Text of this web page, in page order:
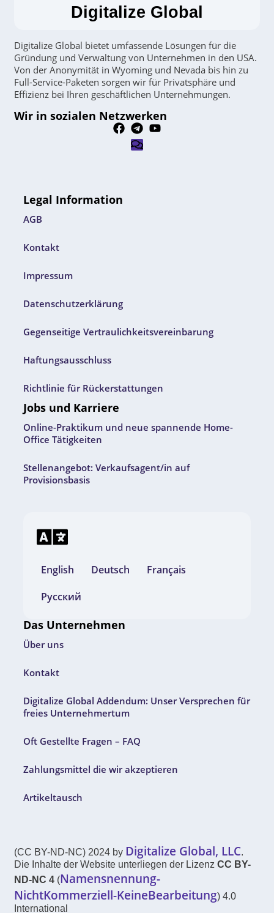
Digitalize Global
Digitalize Global bietet umfassende Lösungen für die
Gründung und Verwaltung von Unternehmen in den USA.
Von der Anonymität in Wyoming und Nevada bis hin zu
Full-Service-Paketen sorgen wir für Privatsphäre und
Effizienz bei Ihren geschäftlichen Unternehmungen.
Wir in sozialen Netzwerken
Legal Information
AGB
Kontakt
Impressum
Datenschutzerklärung
Gegenseitige Vertraulichkeitsvereinbarung
Haftungsausschluss
Richtlinie für Rückerstattungen
Jobs und Karriere
Online-Praktikum und neue spannende Home-
Office Tätigkeiten
Stellenangebot: Verkaufsagent/in auf
Provisionsbasis
English Deutsch
Français
Русский
Das Unternehmen
Über uns
Kontakt
Digitalize Global Addendum: Unser Versprechen für
freies Unternehmertum
Oft Gestellte Fragen – FAQ
Zahlungsmittel die wir akzeptieren
Artikeltausch
(CC BY-ND-NC) 2024 by Digitalize Global, LLC.
Die Inhalte der Website unterliegen der Lizenz CC BY-
ND-NC 4 (Namensnennung-
NichtKommerziell-KeineBearbeitung) 4.0
International